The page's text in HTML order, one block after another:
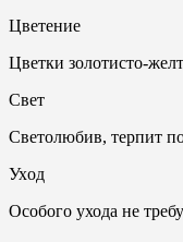
Цветение
Цветки золотисто-
Свет
Светолюбив, терпит
Ухoд
Особого ухода не